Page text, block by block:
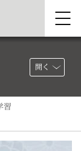
開く
習